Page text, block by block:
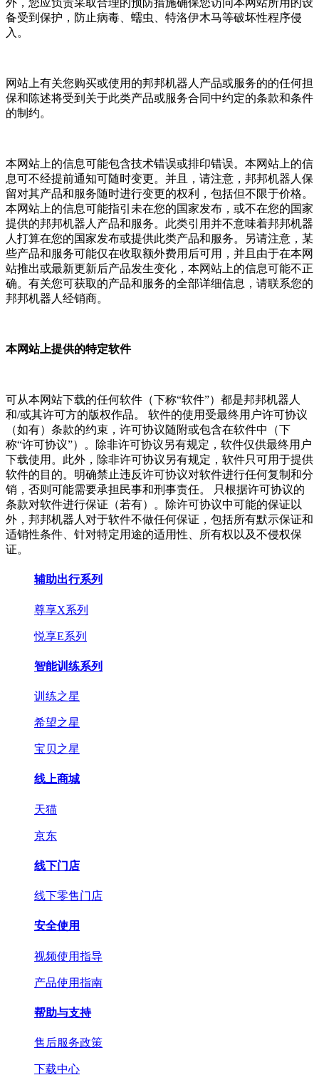
外，您应负责采取合理的预防措施确保您访问本网站所用的设
备受到保护，防止病毒、蠕虫、特洛伊木马等破坏性程序侵
入。
网站上有关您购买或使用的邦邦机器人产品或服务的的任何担
保和陈述将受到关于此类产品或服务合同中约定的条款和条件
的制约。
本网站上的信息可能包含技术错误或排印错误。本网站上的信
息可不经提前通知可随时变更。并且，请注意，邦邦机器人保
留对其产品和服务随时进行变更的权利，包括但不限于价格。
本网站上的信息可能指引未在您的国家发布，或不在您的国家
提供的邦邦机器人产品和服务。此类引用并不意味着邦邦机器
人打算在您的国家发布或提供此类产品和服务。另请注意，某
些产品和服务可能仅在收取额外费用后可用，并且由于在本网
站推出或最新更新后产品发生变化，本网站上的信息可能不正
确。有关您可获取的产品和服务的全部详细信息，请联系您的
邦邦机器人经销商。
本网站上提供的特定软件
可从本网站下载的任何软件（下称“软件”）都是邦邦机器人
和/或其许可方的版权作品。 软件的使用受最终用户许可协议
（如有）条款的约束，许可协议随附或包含在软件中（下
称“许可协议”）。除非许可协议另有规定，软件仅供最终用户
下载使用。此外，除非许可协议另有规定，软件只可用于提供
软件的目的。明确禁止违反许可协议对软件进行任何复制和分
销，否则可能需要承担民事和刑事责任。 只根据许可协议的
条款对软件进行保证（若有）。除许可协议中可能的保证以
外，邦邦机器人对于软件不做任何保证，包括所有默示保证和
适销性条件、针对特定用途的适用性、所有权以及不侵权保
证。
辅助出行系列
尊享X系列
悦享E系列
智能训练系列
训练之星
希望之星
宝贝之星
线上商城
天猫
京东
线下门店
线下零售门店
安全使用
视频使用指导
产品使用指南
帮助与支持
售后服务政策
下载中心